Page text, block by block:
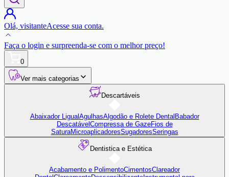
Olá, visitanteAcesse sua conta.
Faça o login e surpreenda-se com o melhor preço!
0
Ver mais categorias
Descartáveis
Abaixador Ligual AgulhasAlgodão e Rolete Dental Babador
Descatável Compressa de GazeFios de
SaturaMicroaplicadoresSugadoresSeringas
Dentistica e Estética
Acabamento e PolimentoCimentosClareador